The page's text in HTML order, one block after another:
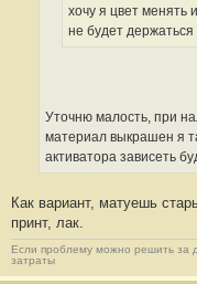
хочу я цвет менять
не будет держаться
Уточню малость, при
материал выкрашен я
активатора зависеть
Как вариант, матуешь
принт, лак.
Если проблему можно решить за
затраты